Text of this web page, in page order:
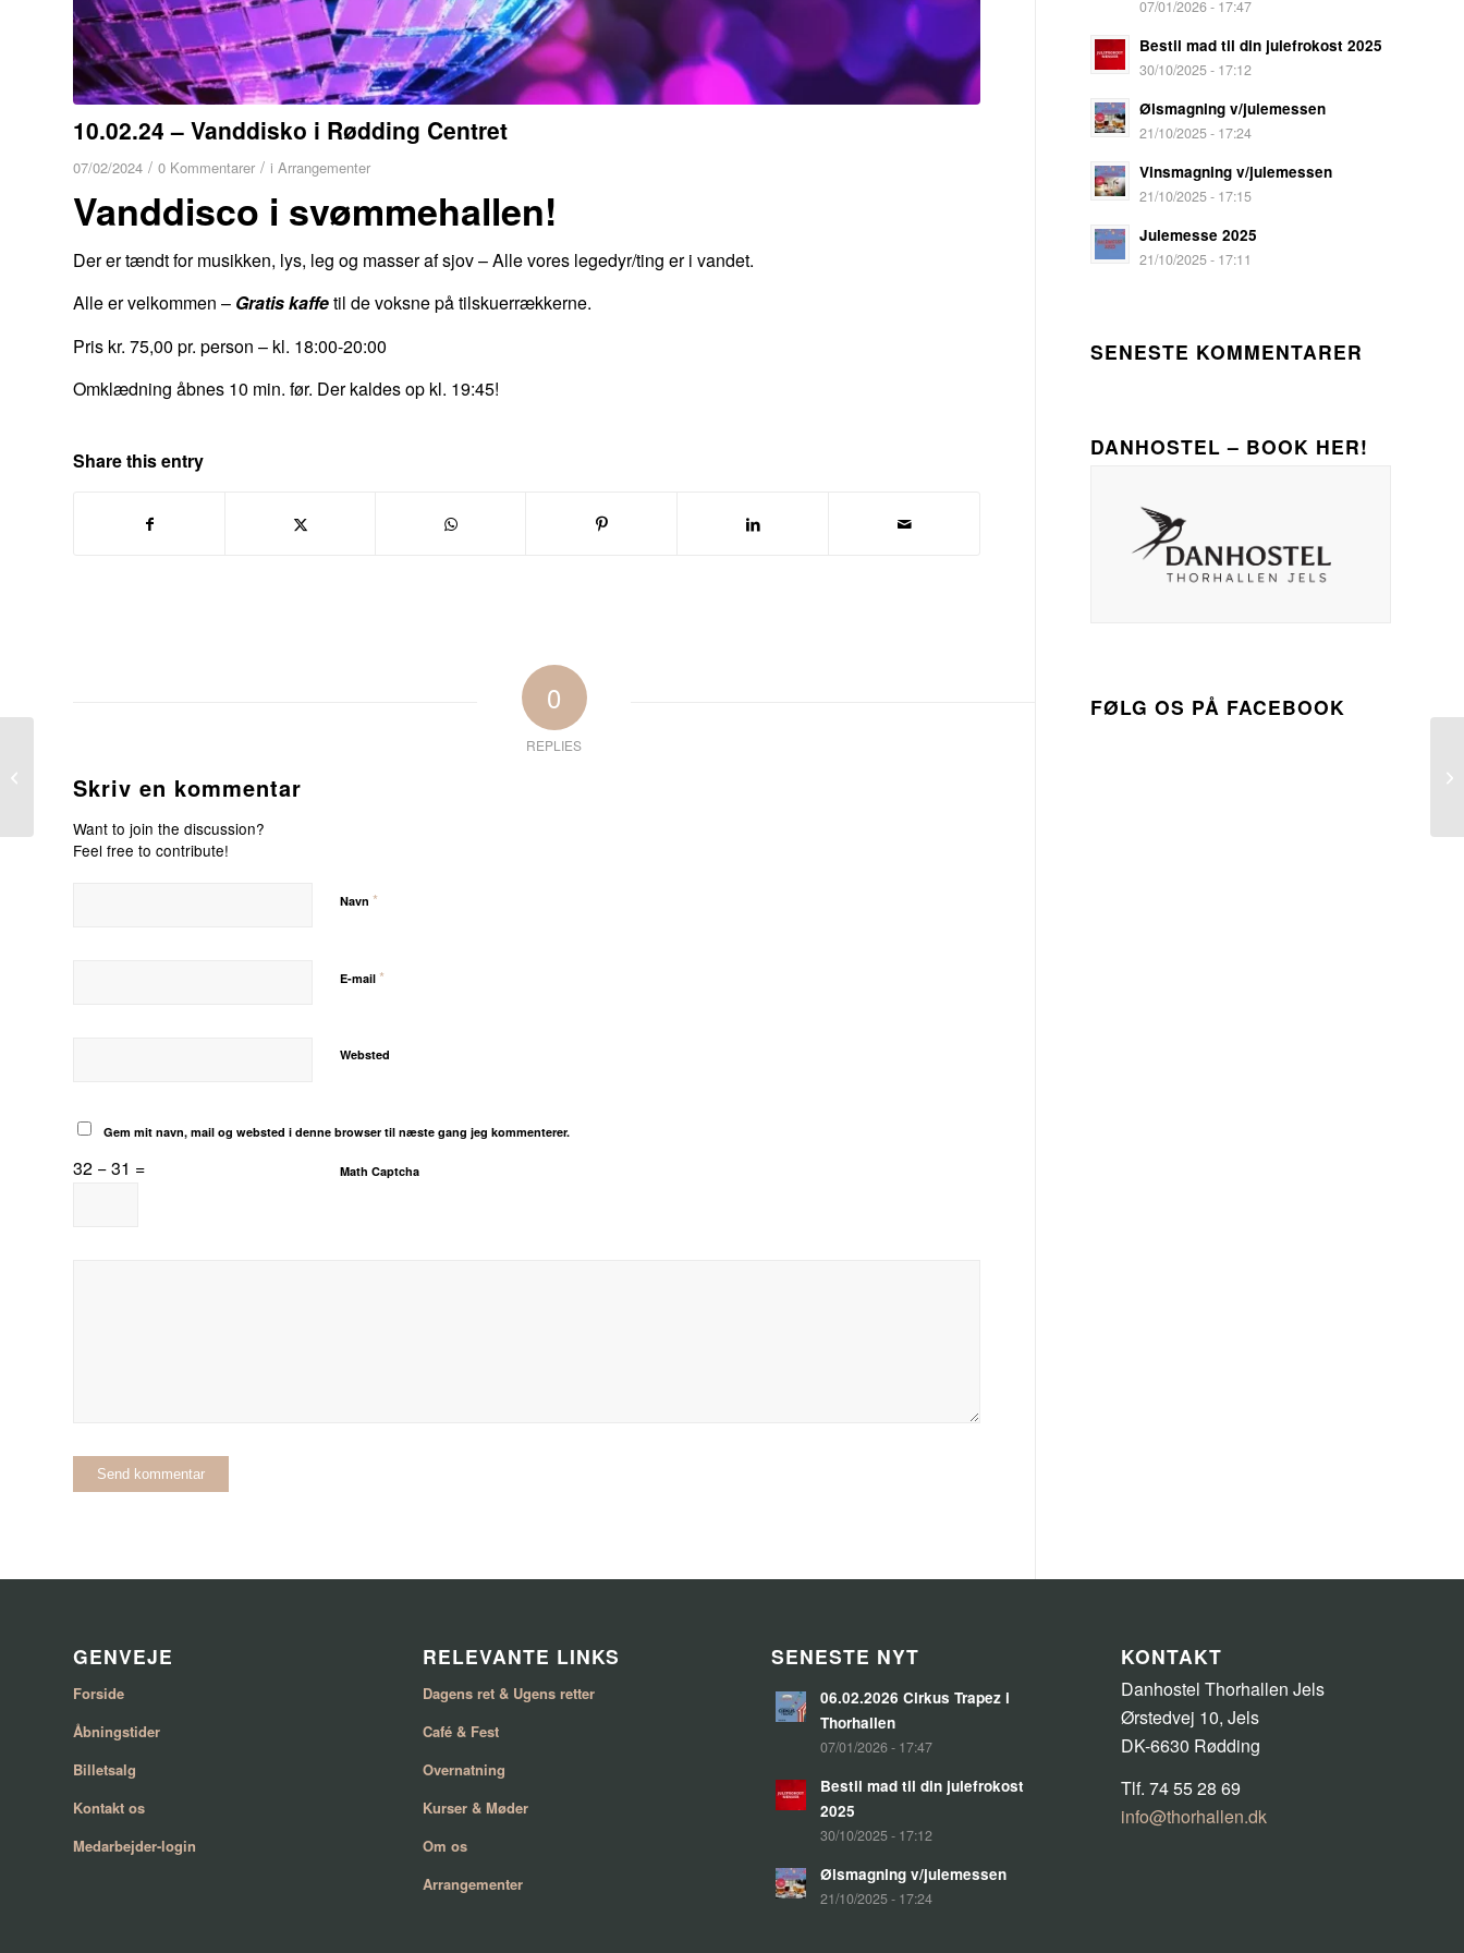
10.02.24 – Vanddisko i Rødding Centret
07/02/2024 / 0 Kommentarer / i Arrangementer
Vanddisco i svømmehallen!
Der er tændt for musikken, lys, leg og masser af sjov – Alle vores legedyr/ting er i vandet.
Alle er velkommen – Gratis kaffetil de voksne på tilskuerrækkerne.
Pris kr. 75,00 pr. person – kl. 18:00-20:00
Omklædning åbnes 10 min. før. Der kaldes op kl. 19:45!
Share this entry
0
REPLIES
Skriv en kommentar
Want to join the discussion?
Feel free to contribute!
Navn *
E-mail *
Websted
Gem mit navn, mail og websted i denne browser til næste gang jeg kommenterer.
Math Captcha
32 − 31 =
07/01/2026 - 17:47
Bestil mad til din julefrokost 2025
30/10/2025 - 17:12
Ølsmagning v/julemessen
21/10/2025 - 17:24
Vinsmagning v/julemessen
21/10/2025 - 17:15
Julemesse 2025
21/10/2025 - 17:11
SENESTE KOMMENTARER
DANHOSTEL – BOOK HER!
FØLG OS PÅ FACEBOOK
GENVEJE
Forside
Åbningstider
Billetsalg
Kontakt os
Medarbejder-login
RELEVANTE LINKS
Dagens ret & Ugens retter
Café & Fest
Overnatning
Kurser & Møder
Om os
Arrangementer
SENESTE NYT
06.02.2026 Cirkus Trapez i
Thorhallen
07/01/2026 - 17:47
Bestil mad til din julefrokost
2025
30/10/2025 - 17:12
Ølsmagning v/julemessen
21/10/2025 - 17:24
KONTAKT
Danhostel Thorhallen Jels
Ørstedvej 10, Jels
DK-6630 Rødding
Tlf. 74 55 28 69
info@thorhallen.dk
Spis sammen!